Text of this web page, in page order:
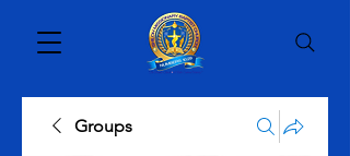
Groups